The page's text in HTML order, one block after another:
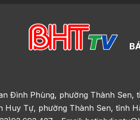
Đình Phùng, phường Thành Sen,
Huy Tự, phường Thành Sen, tỉnh